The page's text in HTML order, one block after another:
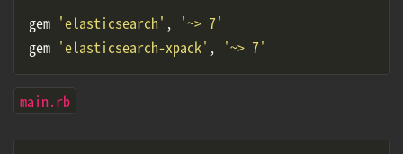
gem 'elasticsearch' , '~> 7'
gem 'elasticsearch-xpack' , '~> 7'
main.rb